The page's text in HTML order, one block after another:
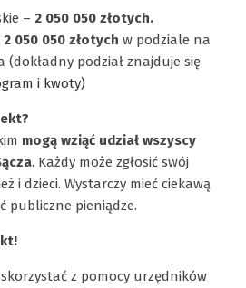
– 2 050 050 złotych.
2 050 050 złotych w podziale na
(dokładny podział znajduje się
i kwoty)
mogą wziąć udział wszyscy
. Każdy może zgłosić swój
i dzieci. Wystarczy mieć ciekawą
publiczne pieniądze.
z pomocy urzędników